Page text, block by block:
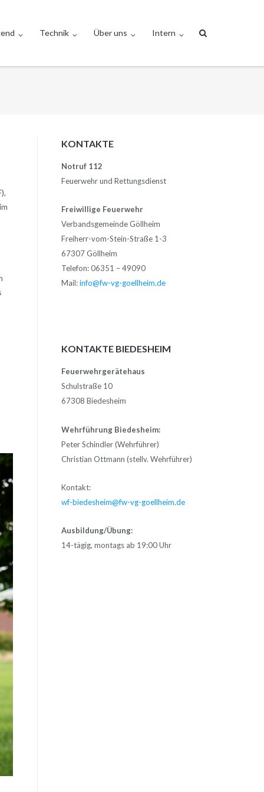
Technik Über uns Intern
KONTAKTE
Notruf 112
Feuerwehr und Rettungsdienst
Freiwillige Feuerwehr
Verbandsgemeinde Göllheim
Freiherr-vom-Stein-Straße 1-3
67307 Göllheim
Telefon: 06351 – 49090
Mail:info@fw-vg-goellheim.de
KONTAKTE BIEDESHEIM
Feuerwehrgerätehaus
Schulstraße 10
67308 Biedesheim
Wehrführung Biedesheim:
Peter Schindler (Wehrführer)
Christian Ottmann (stellv. Wehrführer)
Kontakt:
wf-biedesheim@fw-vg-goellheim.de
Ausbildung/Übung:
14-tägig, montags ab 19:00 Uhr